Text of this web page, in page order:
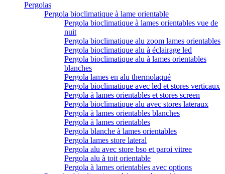
Pergolas
Pergola bioclimatique à lame orientable
Pergola bioclimatique à lames orientables vue de
nuit
Pergola bioclimatique alu zoom lames orientables
Pergola bioclimatique alu à éclairage led
Pergola bioclimatique alu à lames orientables
blanches
Pergola lames en alu thermolaqué
Pergola bioclimatique avec led et stores verticaux
Pergola à lames orientables et stores screen
Pergola bioclimatique alu avec stores lateraux
Pergola à lames orientables blanches
Pergola à lames orientables
Pergola blanche à lames orientables
Pergola lames store lateral
Pergola alu avec store bso et paroi vitree
Pergola alu à toit orientable
Pergola à lames orientables avec options